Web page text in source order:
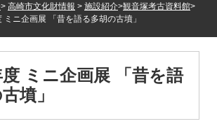
> 高崎市文化財情報 > 施設紹介>観音塚考古資料館>
ミニ企画展 「昔を語る多胡の古墳」
ミニ企画展 「昔を語
墳」